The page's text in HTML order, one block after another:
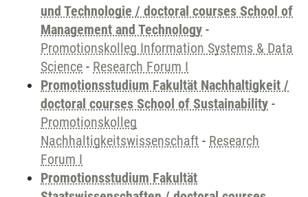
und Technologie / doctoral courses School of
Management and Technology -
Promotionskolleg Information Systems & Data
Science - Research Forum I
Promotionsstudium Fakultät Nachhaltigkeit /
doctoral courses School of Sustainability -
Promotionskolleg
Nachhaltigkeitswissenschaft - Research
Forum I
Promotionsstudium Fakultät